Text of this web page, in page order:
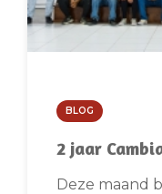
BLOG
2 jaar
Deze maand